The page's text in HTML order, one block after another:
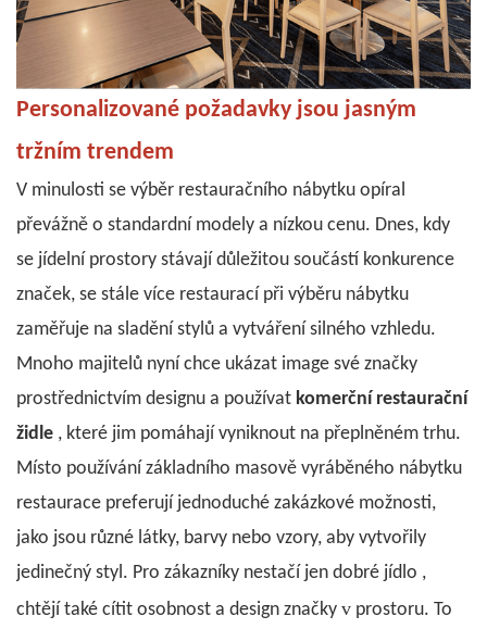
Personalizované požadavky jsou jasným
tržním trendem
V minulosti se výběr restauračního nábytku opíral
převážně o standardní modely a nízkou cenu. Dnes, kdy
se jídelní prostory stávají důležitou součástí konkurence
značek, se stále více restaurací při výběru nábytku
zaměřuje na sladění stylů a vytváření silného vzhledu.
Mnoho majitelů nyní chce ukázat image své značky
prostřednictvím designu a používat komerční restaurační
židle , které jim pomáhají vyniknout na přeplněném trhu.
Místo používání základního masově vyráběného nábytku
restaurace preferují jednoduché zakázkové možnosti,
jako jsou různé látky, barvy nebo vzory, aby vytvořily
jedinečný styl. Pro zákazníky nestačí jen dobré jídlo ,
chtějí také cítit osobnost a design značky v prostoru. To